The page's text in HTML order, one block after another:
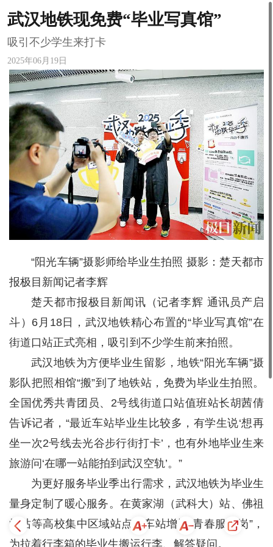
武汉地铁现免费“毕业写真馆”
吸引不少学生来打卡
2025年06月19日
“阳光车辆”摄影师给毕业生拍照 摄影：楚天都市
报极目新闻记者李辉
楚天都市报极目新闻讯（记者李辉 通讯员产启
斗）6月18日，武汉地铁精心布置的“毕业写真馆”在
街道口站正式亮相，吸引到不少学生前来拍照。
武汉地铁为方便毕业生留影，地铁“阳光车辆”摄
影队把照相馆“搬”到了地铁站，免费为毕业生拍照。
全国优秀共青团员、2号线街道口站值班站长胡茜倩
告诉记者，“最近车站毕业生比较多，有学生说‘想再
坐一次2号线去光谷步行街打卡’，也有外地毕业生来
旅游问‘在哪一站能拍到武汉空轨’。”
为更好服务毕业季出行需求，武汉地铁为毕业生
量身定制了暖心服务。在黄家湖（武科大）站、佛祖
岭站等高校集中区域站点，车站增设“青春服务岗”，
为拉着行李箱的毕业生搬运行李、解答疑问。